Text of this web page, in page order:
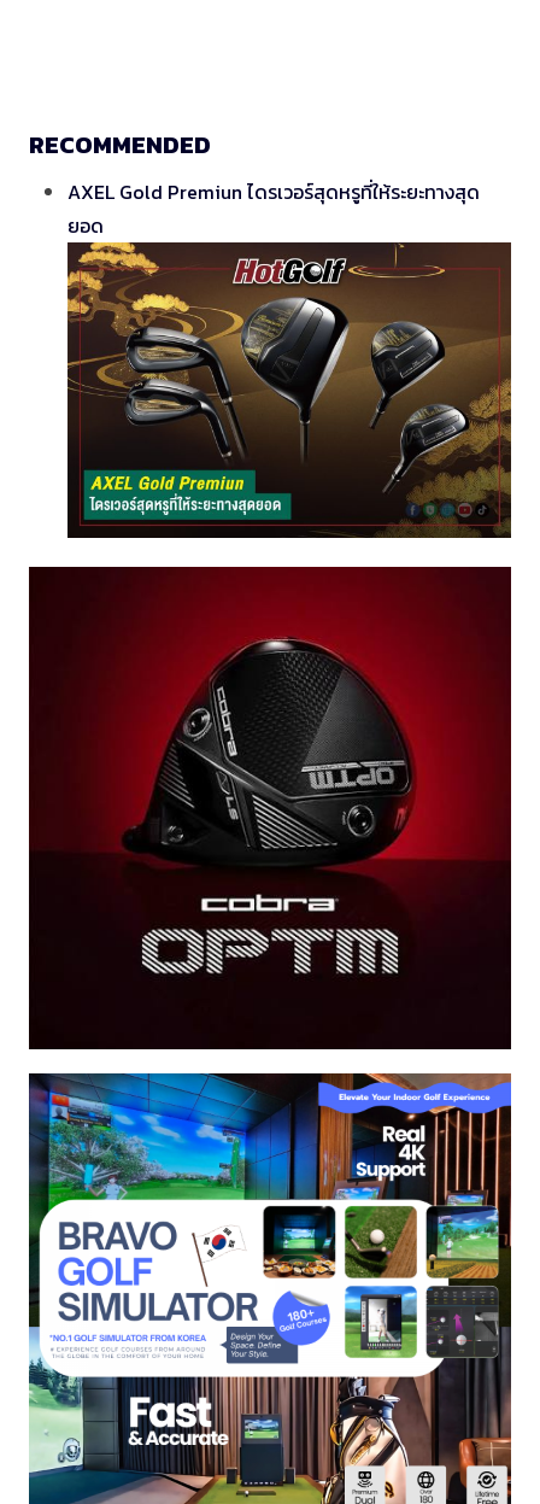
RECOMMENDED
AXEL Gold Premiun ไดรเวอร์สุดหรูที่ให้ระยะทางสุด
ยอด